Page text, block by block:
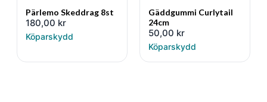
Pärlemo Skeddrag 8st
180,00 kr
Köparskydd
Gäddgummi Curlytail
24cm
50,00 kr
Köparskydd